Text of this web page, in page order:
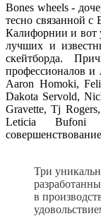
Bones wheels -
тесно связанной с
Калифорнии и вот
лучших и
скейтборда.
профессионалов и
Aaron Homoki,
Dakota Servold,
Gravette, Tj
Leticia Bufoni
Три
в